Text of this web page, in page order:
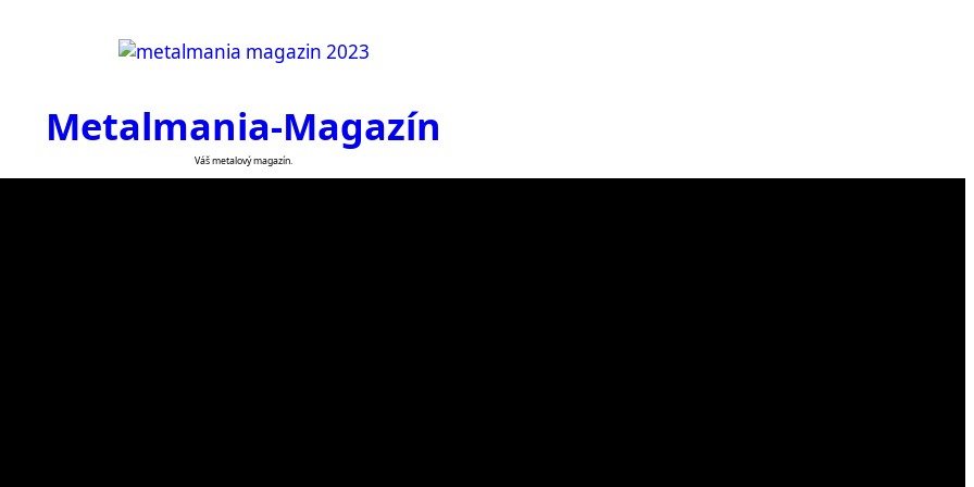
Metalmania-Magazín
Váš metalový magazín.